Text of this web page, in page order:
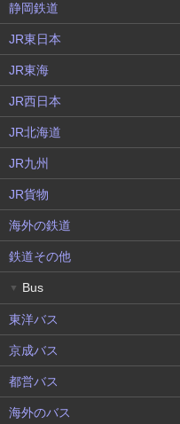
静岡鉄道
JR東日本
JR東海
JR西日本
JR北海道
JR九州
JR貨物
海外の鉄道
鉄道その他
▼ Bus
東洋バス
京成バス
都営バス
海外のバス